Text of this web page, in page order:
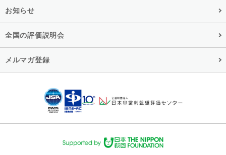
お知らせ
全国の評価説明会
メルマガ登録